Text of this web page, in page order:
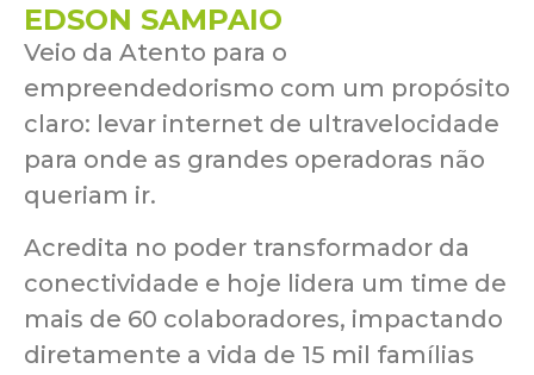
EDSON SAMPAIO
Veio da Atento para o
empreendedorismo com um propósito
claro: levar internet de ultravelocidade
para onde as grandes operadoras não
queriam ir.
Acredita no poder transformador da
conectividade e hoje lidera um time de
mais de 60 colaboradores, impactando
diretamente a vida de 15 mil famílias